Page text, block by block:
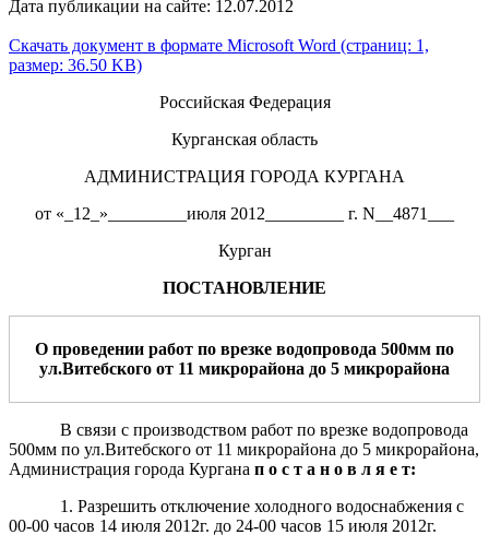
Дата публикации на сайте: 12.07.2012
Скачать документ в формате Microsoft Word (страниц: 1,
размер: 36.50 KB)
Российская Федерация
Курганская область
АДМИНИСТРАЦИЯ ГОРОДА КУРГАНА
от «_12_»_________июля 2012_________ г. N__4871___
Курган
ПОСТАНОВЛЕНИЕ
О проведении работ по врезке водопровода 500мм по
ул.Витебского от 11 микрорайона до 5 микрорайона
В связи с производством работ по врезке водопровода
500мм по ул.Витебского от 11 микрорайона до 5 микрорайона,
Администрация города Кургана п о с т а н о в л я е т:
1. Разрешить отключение холодного водоснабжения с
00-00 часов 14 июля 2012г. до 24-00 часов 15 июля 2012г.